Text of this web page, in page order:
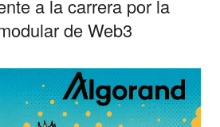
a la carrera por la
de Web3